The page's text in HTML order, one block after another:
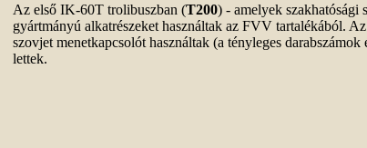
Az első IK-60T trolibuszban (T200) - amelyek szakhatósági
gyártmányú alkatrészeket használtak az FVV tartalékából.
szovjet menetkapcsolót használtak (a tényleges
lettek.